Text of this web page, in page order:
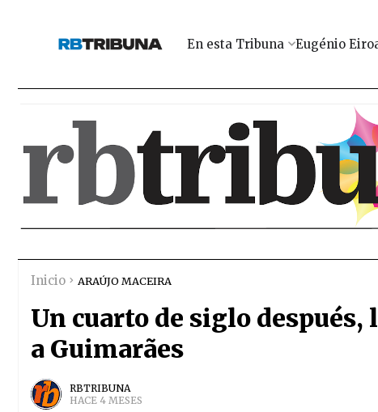
En esta Tribuna Eugénio
Inicio ARAÚJO MACEIRA
Un cuarto de siglo
a Guimarães
RBTRIBUNA
HACE 4 MESES